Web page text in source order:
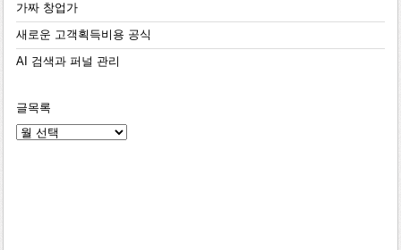
가짜 창업가
새로운 고객획득비용 공식
AI 검색과 퍼널 관리
글목록
글